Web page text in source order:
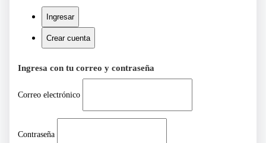
Ingresar
Crear cuenta
Ingresa con tu correo y contraseña
Correo electrónico
Contraseña